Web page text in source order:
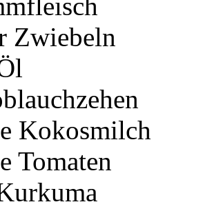
Zwiebeln
Kokosmilch
Tomaten